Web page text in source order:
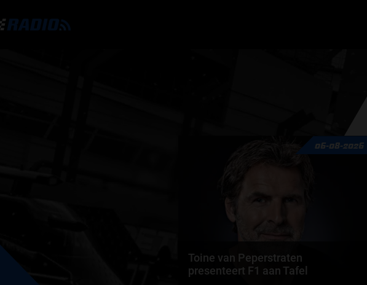
06-08-2026
Toine van Peperstraten
presenteert F1 aan Tafel
F1 COUREURS KAMPIOENSCHAP